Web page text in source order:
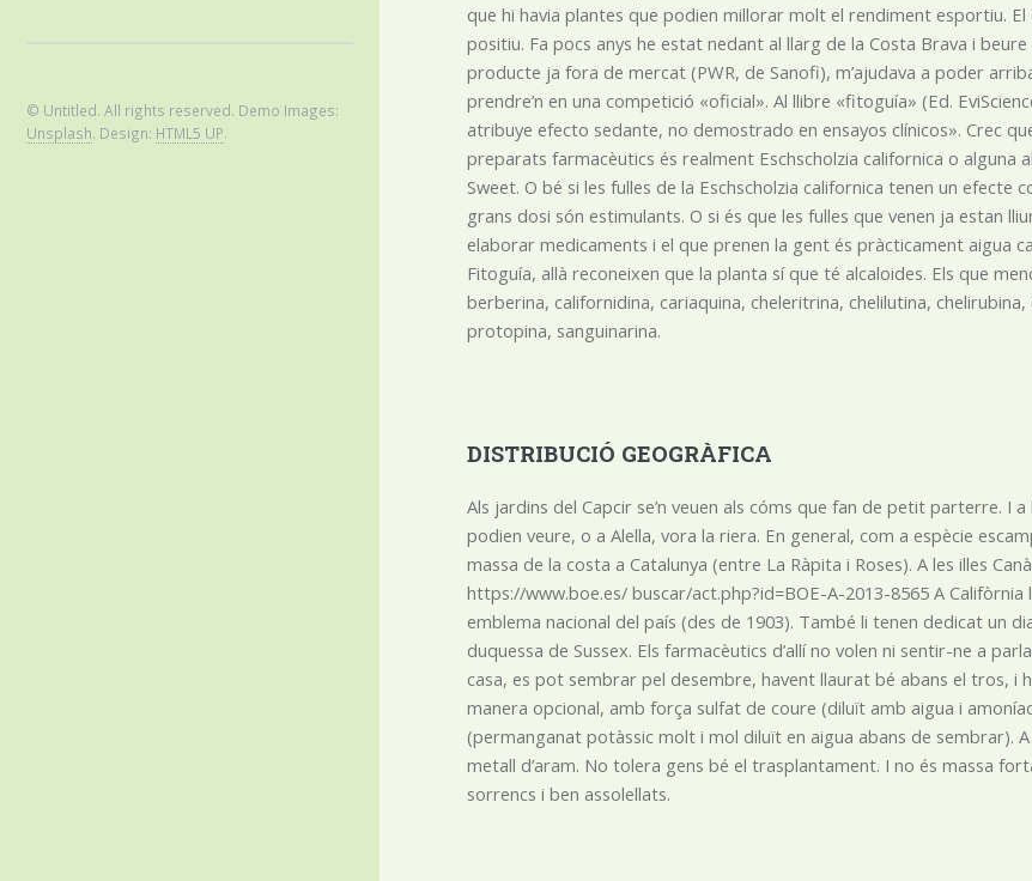
que hi havia plantes que podien millorar molt el rendiment esportiu.
positiu. Fa pocs anys he estat nedant al llarg de la Costa Brava i
producte ja fora de mercat (PWR, de Sanofi), m’ajudava a poder
prendre’n en una competició «oficial». Al llibre «fitoguía» (Ed.
atribuye efecto sedante, no demostrado en ensayos clínicos». Crec
preparats farmacèutics és realment Eschscholzia californica o alguna
Sweet. O bé si les fulles de la Eschscholzia californica tenen un
grans dosi són estimulants. O si és que les fulles que venen ja estan
elaborar medicaments i el que prenen la gent és pràcticament aigua
Fitoguía, allà reconeixen que la planta sí que té alcaloides. Els que
berberina, californidina, cariaquina, cheleritrina, chelilutina,
protopina, sanguinarina.
DISTRIBUCIÓ GEOGRÀFICA
Als jardins del Capcir se’n veuen als cóms que fan de petit parterre. I
podien veure, o a Alella, vora la riera. En general, com a espècie
massa de la costa a Catalunya (entre La Ràpita i Roses). A les illes
https://www.boe.es/ buscar/act.php?id=BOE-A-2013-8565 A Califòrnia
emblema nacional del país (des de 1903). També li tenen dedicat un
duquessa de Sussex. Els farmacèutics d’allí no volen ni sentir-ne a
casa, es pot sembrar pel desembre, havent llaurat bé abans el tros,
manera opcional, amb força sulfat de coure (diluït amb aigua i
(permanganat potàssic molt i mol diluït en aigua abans de sembrar).
metall d’aram. No tolera gens bé el trasplantament. I no és massa
sorrencs i ben assolellats.
© Untitled. All rights reserved. Demo Images:
Unsplash. Design: HTML5 UP.